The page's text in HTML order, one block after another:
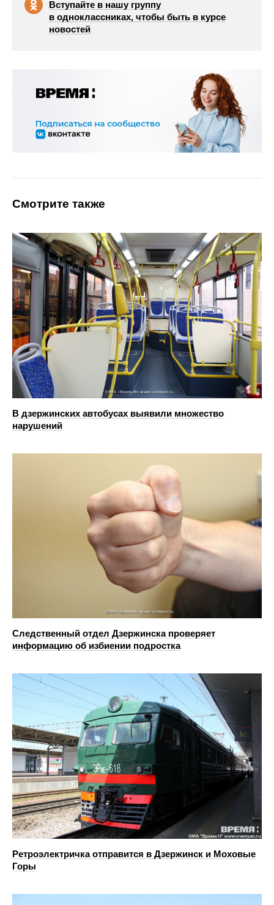
Вступайте в нашу группу
в одноклассниках, чтобы быть в курсе
новостей
Смотрите также
В дзержинских автобусах выявили множество
нарушений
Следственный отдел Дзержинска проверяет
информацию об избиении подростка
Ретроэлектричка отправится в Дзержинск и Моховые
Горы